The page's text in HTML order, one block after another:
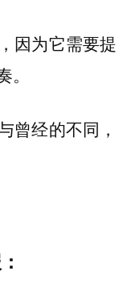
因为它需要提
曾经的不同，